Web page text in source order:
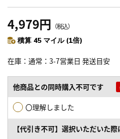
4,979円 （税込）
積算 45 マイル (1倍)
在庫 通常：3-7営業日 発送目安
他商品との同時購入不可です
〇理解しました
【代引き不可】選択いただいた